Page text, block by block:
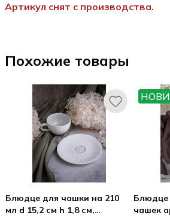
Артикул снят с производства.
Похожие товары
Блюдце для чашки на 210
мл d 15,2 см h 1,8 см,
Блюдце d 16
чашек